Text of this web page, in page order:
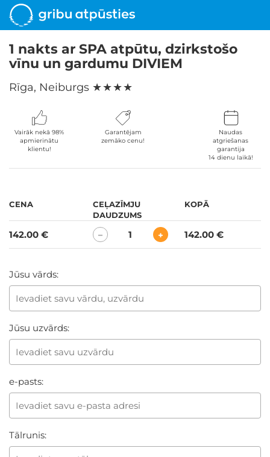
1 nakts ar SPA atpūtu, dzirkstošo
vīnu un gardumu DIVIEM
Rīga, Neiburgs ★ ★ ★ ★
Vairāk nekā 98%
apmierinātu
klientu!
Garantējam
zemāko cenu!
Naudas
atgriešanas
garantija
14 dienu laikā!
CENA
CEĻAZĪMJU
DAUDZUMS
KOPĀ
142.00 € − 1 + 142.00 €
Jūsu vārds:
Jūsu uzvārds:
e-pasts:
Tālrunis: